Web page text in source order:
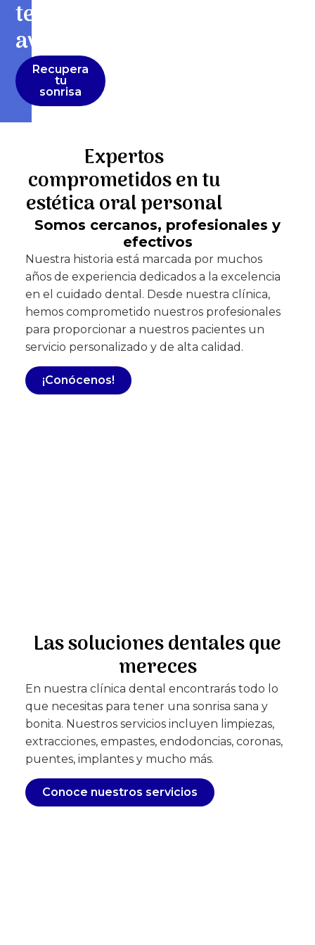
tecnología
avanzada
Recupera
tu
sonrisa
Expertos
comprometidos en tu
estética oral personal
Somos cercanos, profesionales y
efectivos
Nuestra historia está marcada por muchos
años de experiencia dedicados a la excelencia
en el cuidado dental. Desde nuestra clínica,
hemos comprometido nuestros profesionales
para proporcionar a nuestros pacientes un
servicio personalizado y de alta calidad.
¡Conócenos!
Las soluciones dentales que
mereces
En nuestra clínica dental encontrarás todo lo
que necesitas para tener una sonrisa sana y
bonita. Nuestros servicios incluyen limpiezas,
extracciones, empastes, endodoncias, coronas,
puentes, implantes y mucho más.
Conoce nuestros servicios